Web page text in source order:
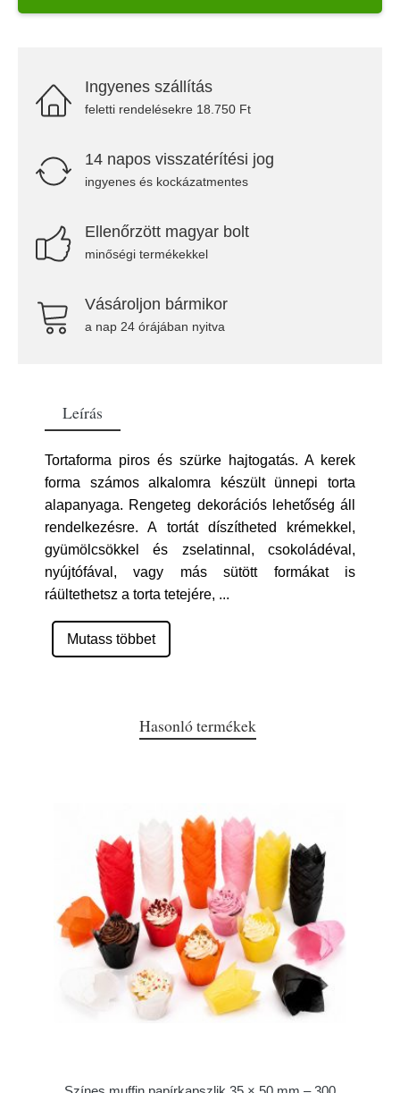
Ingyenes szállítás
feletti rendelésekre 18.750 Ft
14 napos visszatérítési jog
ingyenes és kockázatmentes
Ellenőrzött magyar bolt
minőségi termékekkel
Vásároljon bármikor
a nap 24 órájában nyitva
Leírás
Tortaforma piros és szürke hajtogatás. A kerek
forma számos alkalomra készült ünnepi torta
alapanyaga. Rengeteg dekorációs lehetőség áll
rendelkezésre. A tortát díszítheted krémekkel,
gyümölcsökkel és zselatinnal, csokoládéval,
nyújtófával, vagy más sütött formákat is
ráültethetsz a torta tetejére, ...
Mutass többet
Hasonló termékek